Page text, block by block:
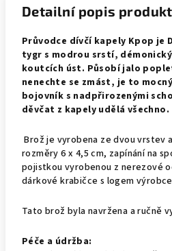
Detailní popis
Průvodce dívčí kapely Kpop je
tygr s modrou srstí,
koutcích úst. Působí jalo
nenechte se zmást, je to
bojovník s nadpřirozenými
děvčat z kapely udělá všechno.
Brož je vyrobena ze dvou vrstev
rozměry 6 x 4,5 cm, zapínání na
pojistkou vyrobenou z nerezové
dárkové krabičce s logem
Tato brož byla navržena a ručně
Péče a údržba: